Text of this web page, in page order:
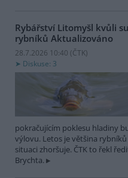
Rybářství Litomyšl kvůli
rybníků Aktualizováno
28.7.2026 10:40 (ČTK)
Diskuse: 3
pokračujícím poklesu hladiny
výlovu. Letos je většina
situaci zhoršuje. ČTK to řekl
Brychta.